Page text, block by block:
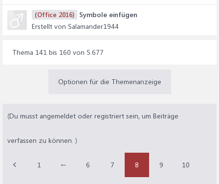
(Office 2016)
Symbole einfügen
Erstellt von Salamander1944
Thema 141 bis 160 von 5.677
Optionen für die Themenanzeige
(Du musst angemeldet oder registriert sein, um Beiträge
verfassen zu können. )
1 ← 6 7 8 9 10